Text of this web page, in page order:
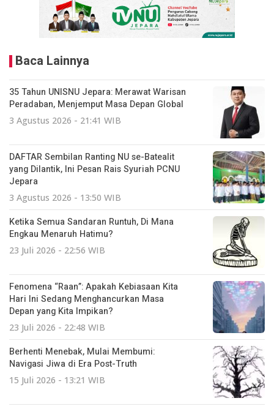
Baca Lainnya
35 Tahun UNISNU Jepara: Merawat Warisan
Peradaban, Menjemput Masa Depan Global
3 Agustus 2026 - 21:41 WIB
DAFTAR Sembilan Ranting NU se-Batealit
yang Dilantik, Ini Pesan Rais Syuriah PCNU
Jepara
3 Agustus 2026 - 13:50 WIB
Ketika Semua Sandaran Runtuh, Di Mana
Engkau Menaruh Hatimu?
23 Juli 2026 - 22:56 WIB
Fenomena “Raan”: Apakah Kebiasaan Kita
Hari Ini Sedang Menghancurkan Masa
Depan yang Kita Impikan?
23 Juli 2026 - 22:48 WIB
Berhenti Menebak, Mulai Membumi:
Navigasi Jiwa di Era Post-Truth
15 Juli 2026 - 13:21 WIB